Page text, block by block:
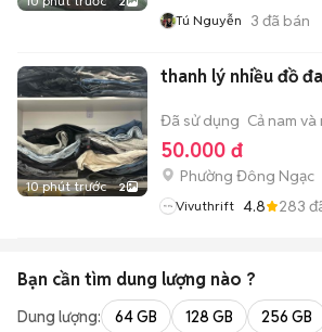
Tú Nguyễn 3 đã bán
10 phút trước 2
thanh lý nhiều đồ
Đã sử dụng Cả nam và
50.000 đ
Phường Đông Ngạc
Vivuthrift 4.8 283
Bạn cần tìm dung lượng nào ?
Dung lượng: 64 GB 128 GB 256 GB